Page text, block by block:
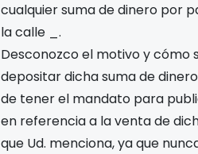
cualquier suma de dinero por
la calle _.
Desconozco el motivo y cómo
depositar dicha suma de
de tener el mandato para
en referencia a la venta de
que Ud. menciona, ya que